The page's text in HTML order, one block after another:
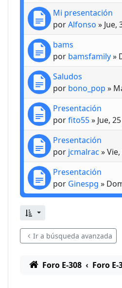
Mi presentación
porAlfonso » Jue,
bams
por bamsfamily»
Saludos
por bono_pop »
Presentación
porfito55» Jue,
Presentación
por jcmalrac »
Presentación
por Ginespg »
Ir a búsqueda avanzada
Foro E-308 Foro E-